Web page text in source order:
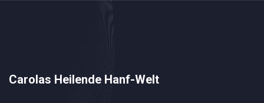
Carolas Heilende Hanf-Welt